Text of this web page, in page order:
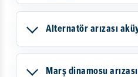
Alternatör arızası
Marş dinamosu